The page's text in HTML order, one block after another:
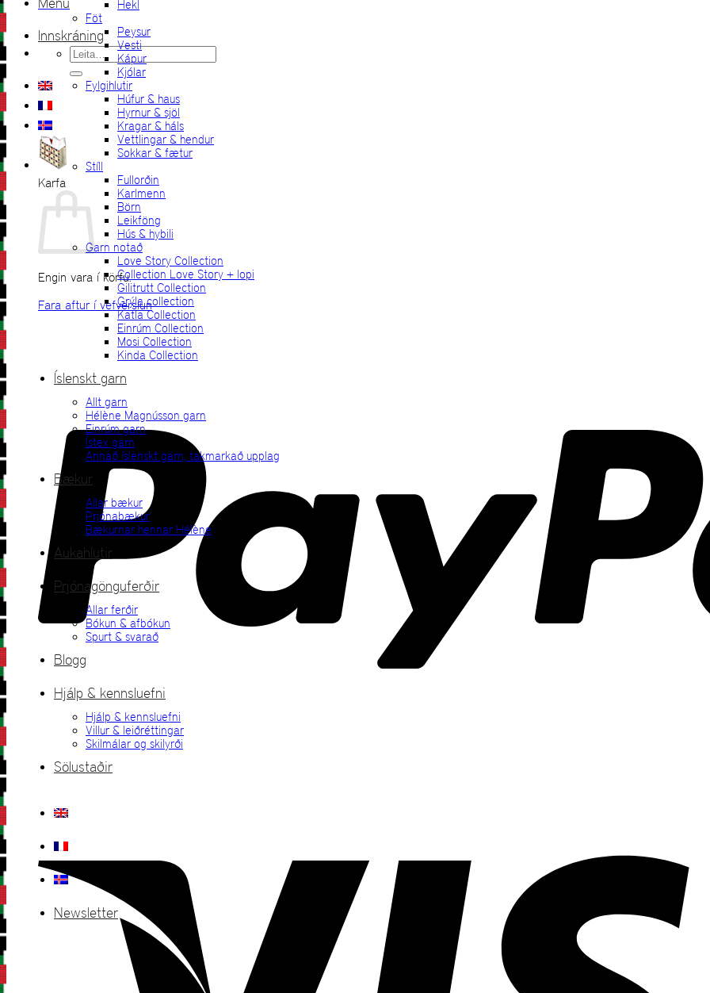
Menu
Innskráning
Leita
eftir:
Karfa
Engin vara í körfu.
Fara aftur í vefverslun
Hekl
Föt
Peysur
Vesti
Kápur
Kjólar
Fylgihlutir
Húfur & haus
Hyrnur & sjöl
Kragar & háls
Vettlingar & hendur
Sokkar & fætur
Stíll
Fullorðin
Karlmenn
Börn
Leikföng
Hús & hybili
Garn notað
Love Story Collection
Collection Love Story + lopi
Gilitrutt Collection
Grýla collection
Katla Collection
Einrúm Collection
Mosi Collection
Kinda Collection
Íslenskt garn
Allt garn
Hélène Magnússon garn
Einrúm garn
Ístex garn
Annað íslenskt garn, takmarkað upplag
Bækur
Allar bækur
Prjónabækur
Bækurnar hennar Hélène
Aukahlutir
Prjónagönguferðir
Allar ferðir
Bókun & afbókun
Spurt & svarað
Blogg
Hjálp & kennsluefni
Hjálp & kennsluefni
Villur & leiðréttingar
Skilmálar og skilyrði
Sölustaðir
Newsletter